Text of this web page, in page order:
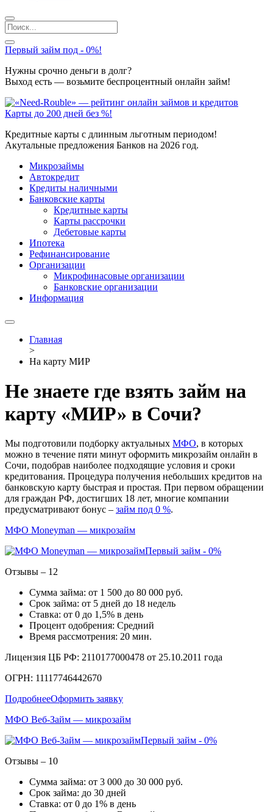
Первый займ под - 0%!
Нужны срочно деньги в долг?
Выход есть — возьмите беспроцентный онлайн займ!
Карты до 200 дней без %!
Кредитные карты с длинным льготным периодом!
Акутальные предложения Банков на 2026 год.
Микрозаймы
Автокредит
Кредиты наличными
Банковские карты
Кредитные карты
Карты рассрочки
Дебетовые карты
Ипотека
Рефинансирование
Организации
Микрофинасовые организации
Банковские организации
Информация
Главная
>
На карту МИР
Не знаете где взять займ на
карту «МИР» в Сочи?
Мы подготовили подборку актуальных МФО, в которых
можно в течение пяти минут оформить микрозайм онлайн в
Сочи, подобрав наиболее подходящие условия и сроки
кредитования. Процедура получения небольших кредитов на
банковскую карту быстрая и простая. При первом обращении
для граждан РФ, достигших 18 лет, многие компании
предусматривают бонус – займ под 0 %.
МФО Moneyman — микрозайм
Первый займ - 0%
Отзывы – 12
Сумма займа: от 1 500 до 80 000 руб.
Срок займа: от 5 дней до 18 недель
Ставка: от 0 до 1,5% в день
Процент одобрения: Средний
Время рассмотрения: 20 мин.
Лицензия ЦБ РФ: 2110177000478 от 25.10.2011 года
ОГРН: 11117746442670
ПодробнееОформить заявку
МФО Веб-Займ — микрозайм
Первый займ - 0%
Отзывы – 10
Сумма займа: от 3 000 до 30 000 руб.
Срок займа: до 30 дней
Ставка: от 0 до 1% в день